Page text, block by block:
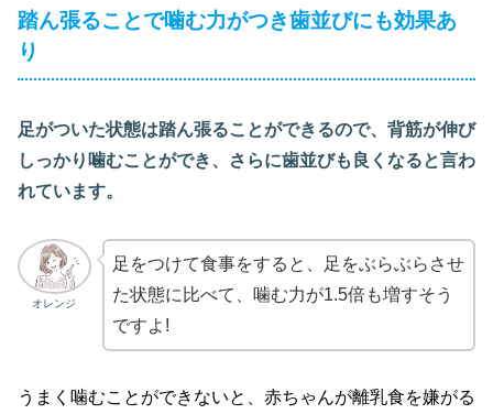
踏ん張ることで噛む力がつき歯並びにも効果あ
り
足がついた状態は踏ん張ることができるので、背筋が伸び
しっかり噛むことができ、さらに歯並びも良くなると言わ
れています。
オレンジ
足をつけて食事をすると、足をぶらぶらさせ
た状態に比べて、噛む力が1.5倍も増すそう
ですよ!
うまく噛むことができないと、赤ちゃんが離乳食を嫌がる